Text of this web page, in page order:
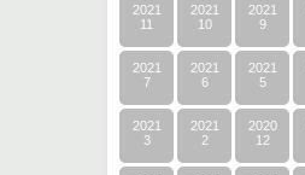
2021
11
2021
10
2021
9
2021
7
2021
6
2021
5
2021
3
2021
2
2020
12